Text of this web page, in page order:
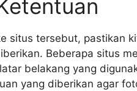
situs tersebut, pastikan
Beberapa situs
belakang yang
yang diberikan agar